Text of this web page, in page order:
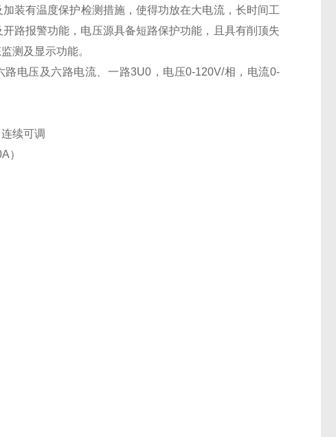
装有温度保护检测措施，使得功放在大电流，长时间工
路报警功能，电压源具备短路保护功能，且具有削顶失
测及显示功能。
电压及六路电流、一路3U0，电压0-120V/相，电流0-
连续可调
）